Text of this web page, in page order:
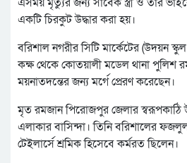
একটি চিরকুট উদ্ধার করা হয়।
বরিশাল নগরীর সিটি মার্কেটের (উদয়ন
কক্ষ থেকে কোতয়ালী মডেল থানা পুলিশ
ময়নাতদন্তের জন্য মর্গে প্রেরণ করেছেন।
মৃত রমজান পিরোজপুর জেলার স্বরূপকাঠি
এলাকার বাসিন্দা। তিনি বরিশালের
টেইলার্সে শ্রমিক হিসেবে কর্মরত ছিলেন।